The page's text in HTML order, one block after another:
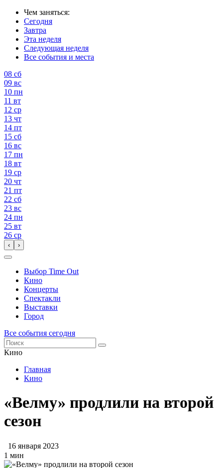
Чем заняться:
Сегодня
Завтра
Эта неделя
Следующая неделя
Все события и места
08 сб
09 вс
10 пн
11 вт
12 ср
13 чт
14 пт
15 сб
16 вс
17 пн
18 вт
19 ср
20 чт
21 пт
22 сб
23 вс
24 пн
25 вт
26 ср
‹ ›
Выбор Time Out
Кино
Концерты
Спектакли
Выставки
Город
Все события сегодня
Кино
Главная
Кино
«Велму» продлили на второй
сезон
16 января 2023
1 мин